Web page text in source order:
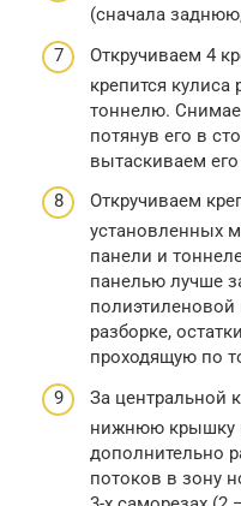
(сначала
Откручиваем 4
крепится
тоннелю.
потянув его в
вытаскиваем
Откручиваем
установленных
панели и
панелью лучше
разборке,
проходящую по
За центральной
нижнюю крышку
дополнительно
потоков в зону